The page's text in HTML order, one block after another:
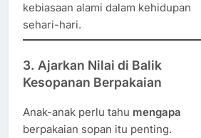
kebiasaan alami dalam kehidupan
sehari-hari.
3. Ajarkan Nilai di Balik
Kesopanan Berpakaian
Anak-anak perlu tahu mengapa
berpakaian sopan itu penting.